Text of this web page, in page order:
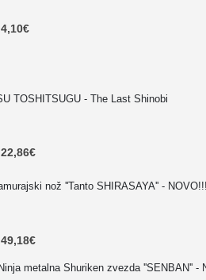
4,10€
TOSHITSUGU - The Last Shinobi
22,86€
nož ''Tanto SHIRASAYA'' -
49,18€
metalna Shuriken zvezda ''SENBAN'' -